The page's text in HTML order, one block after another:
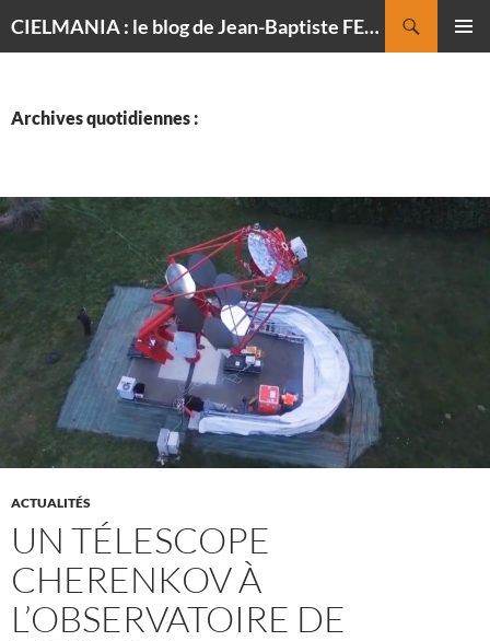
CIELMANIA : le blog de Jean-Baptiste FELDMANN, photographe du ciel
Archives quotidiennes :
ACTUALITÉS
UN TÉLESCOPE
CHERENKOV À
L’OBSERVATOIRE DE